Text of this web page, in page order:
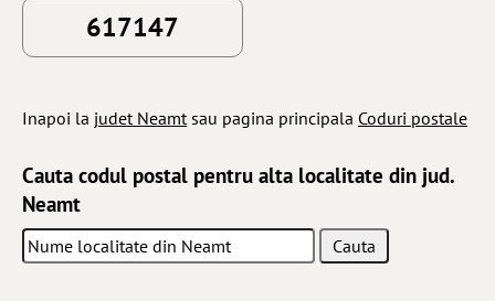
617147
Inapoi la judet Neamtsau pagina principala Coduri postale
Cauta codul postal pentru alta localitate din jud.
Neamt